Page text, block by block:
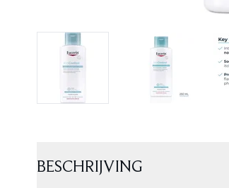
BESCHRIJVING